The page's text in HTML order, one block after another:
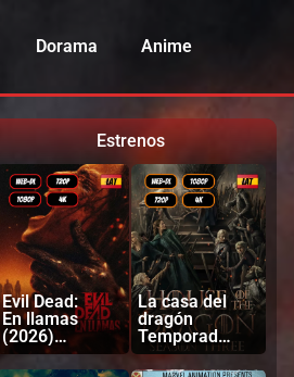
Dorama Anime
Estrenos
Evil Dead:
En llamas
(2026)
Latino |
Inglés
La casa del
dragón
Temporada
3 (2026)
Latino |